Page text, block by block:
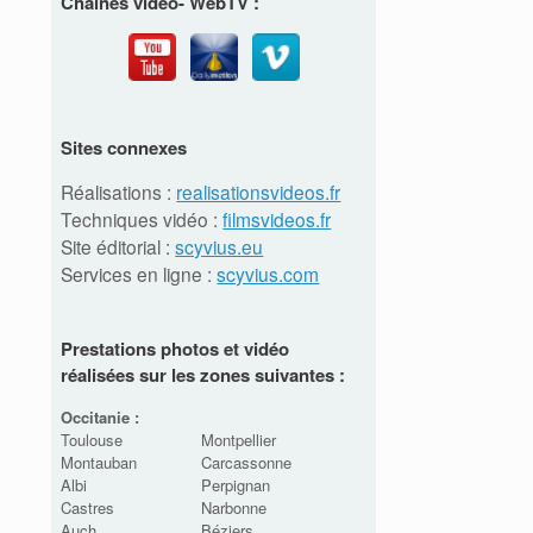
Sites connexes
Réalisations : realisationsvideos.fr
Techniques vidéo :filmsvideos.fr
Site éditorial :scyvius.eu
Services en ligne :scyvius.com
Prestations photos et vidéo
réalisées sur les zones suivantes :
Occitanie :
Toulouse
Montauban
Albi
Castres
Montpellier
Carcassonne
Perpignan
Narbonne